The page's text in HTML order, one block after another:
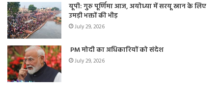
यूपी: गुरु पूर्णिमा आज, अयोध्या में सरयू स्नान के लिए
उमड़ी भक्तों की भीड़
July 29, 2026
PM मोदी का अधिकारियों को संदेश
July 29, 2026